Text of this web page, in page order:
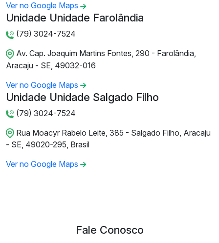
Ver no Google Maps
Unidade Unidade Farolândia
(79) 3024-7524
Av. Cap. Joaquim Martins Fontes, 290 - Farolândia,
Aracaju - SE, 49032-016
Ver no Google Maps
Unidade Unidade Salgado Filho
(79) 3024-7524
Rua Moacyr Rabelo Leite, 385 - Salgado Filho, Aracaju
- SE, 49020-295, Brasil
Ver no Google Maps
Fale Conosco